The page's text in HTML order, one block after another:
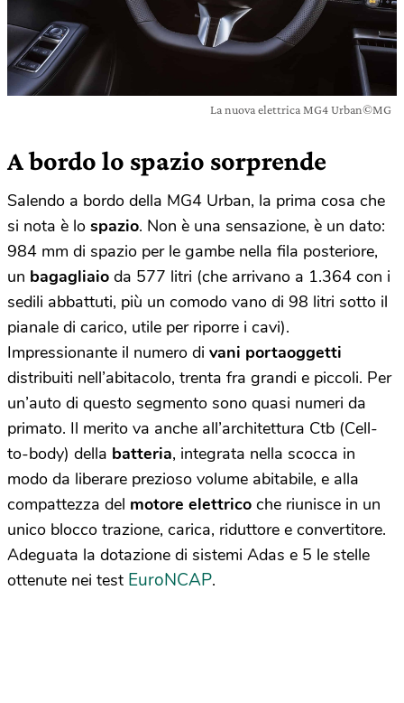
La nuova elettrica MG4 Urban©MG
A bordo lo spazio sorprende
Salendo a bordo della MG4 Urban, la prima cosa che
si nota è lo spazio. Non è una sensazione, è un dato:
984 mm di spazio per le gambe nella fila posteriore,
un bagagliaio da 577 litri (che arrivano a 1.364 con i
sedili abbattuti, più un comodo vano di 98 litri sotto il
pianale di carico, utile per riporre i cavi).
Impressionante il numero di vani portaoggetti
distribuiti nell’abitacolo, trenta fra grandi e piccoli. Per
un’auto di questo segmento sono quasi numeri da
primato. Il merito va anche all’architettura Ctb (Cell-
to-body) della batteria, integrata nella scocca in
modo da liberare prezioso volume abitabile, e alla
compattezza del motore elettrico che riunisce in un
unico blocco trazione, carica, riduttore e convertitore.
Adeguata la dotazione di sistemi Adas e 5 le stelle
ottenute nei test EuroNCAP.